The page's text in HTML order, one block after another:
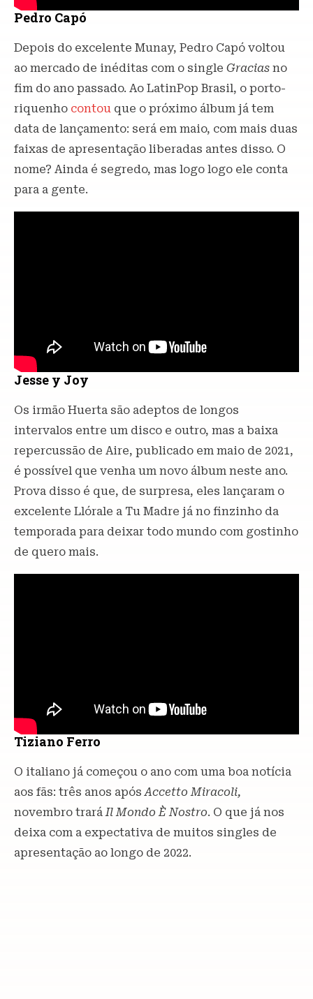
Pedro Capó
Depois do excelente Munay, Pedro Capó voltou
ao mercado de inéditas com o single Gracias no
fim do ano passado. Ao LatinPop Brasil, o porto-
riquenho contou que o próximo álbum já tem
data de lançamento: será em maio, com mais duas
faixas de apresentação liberadas antes disso. O
nome? Ainda é segredo, mas logo logo ele conta
para a gente.
Jesse y Joy
Os irmão Huerta são adeptos de longos
intervalos entre um disco e outro, mas a baixa
repercussão de Aire, publicado em maio de 2021,
é possível que venha um novo álbum neste ano.
Prova disso é que, de surpresa, eles lançaram o
excelente Llórale a Tu Madre já no finzinho da
temporada para deixar todo mundo com gostinho
de quero mais.
Tiziano Ferro
O italiano já começou o ano com uma boa notícia
aos fãs: três anos apósAccetto Miracoli,
novembro traráIl Mondo È Nostro. O que já nos
deixa com a expectativa de muitos singles de
apresentação ao longo de 2022.